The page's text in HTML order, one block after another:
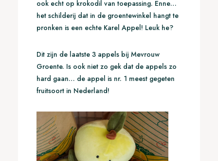
ook echt op krokodil van toepassing. Enne…
het schilderij dat in de groentewinkel hangt te
pronken is een echte Karel Appel! Leuk he?
Dit zijn de laatste 3 appels bij Mevrouw
Groente. Is ook niet zo gek dat de appels zo
hard gaan… de appel is nr. 1 meest gegeten
fruitsoort in Nederland!